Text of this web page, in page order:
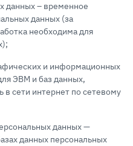
данных – временное
данных (за
необходима для
и информационных
ЭВМ и баз данных,
сети интернет по сетевому
данных —
данных персональных